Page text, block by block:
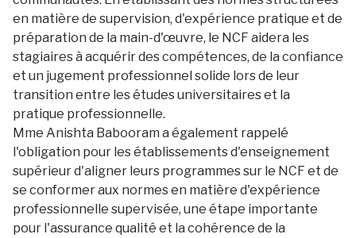
en matière de supervision, d'expérience pratique et de
préparation de la main-d'œuvre, le NCF aidera les
stagiaires à acquérir des compétences, de la confiance
et un jugement professionnel solide lors de leur
transition entre les études universitaires et la
pratique professionnelle.
Mme Anishta Babooram a également rappelé
l'obligation pour les établissements d'enseignement
supérieur d'aligner leurs programmes sur le NCF et de
se conformer aux normes en matière d'expérience
professionnelle supervisée, une étape importante
pour l'assurance qualité et la cohérence de la